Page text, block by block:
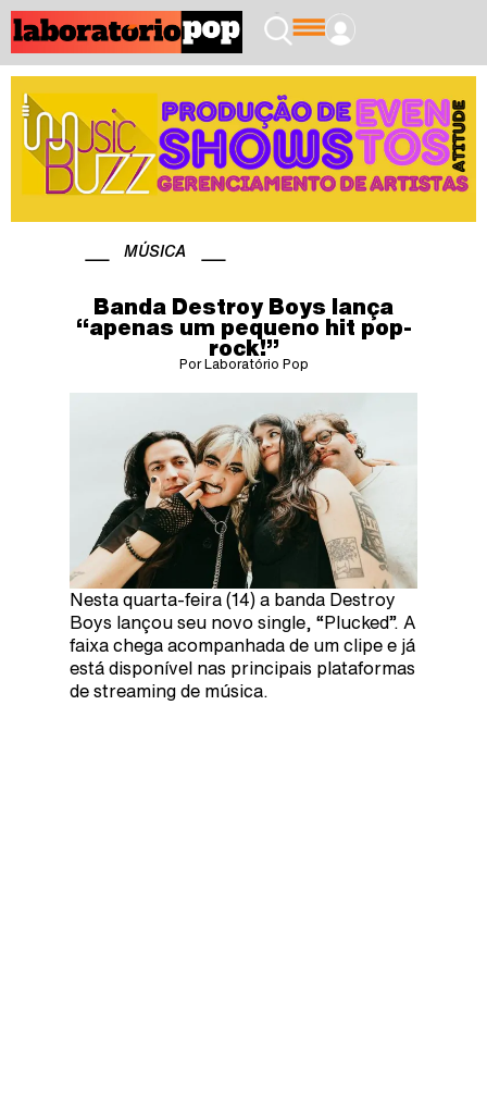
MÚSICA
Banda Destroy Boys lança
“apenas um pequeno hit pop-
rock!”
Por Laboratório Pop
Nesta quarta-feira (14) a banda Destroy
Boys lançou seu novo single, “Plucked”. A
faixa chega acompanhada de um clipe e já
está disponível nas principais plataformas
de streaming de música.